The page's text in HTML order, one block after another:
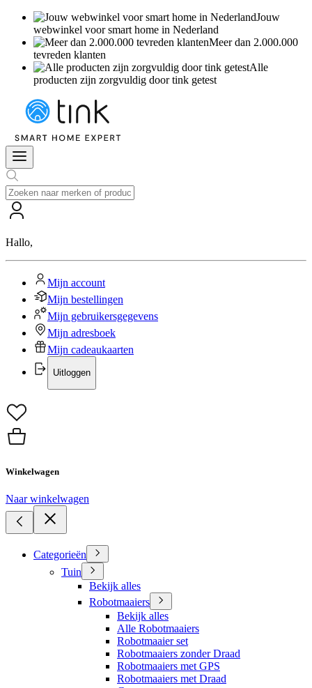
Jouw
webwinkel voor smart home in Nederland
Meer dan 2.000.000
tevreden klanten
Alle
producten zijn zorgvuldig door tink getest
Hallo,
Mijn account
Mijn bestellingen
Mijn gebruikersgegevens
Mijn adresboek
Mijn cadeaukaarten
Uitloggen
Winkelwagen
Naar winkelwagen
Categorieën
Tuin
Bekijk alles
Robotmaaiers
Bekijk alles
Alle Robotmaaiers
Robotmaaier set
Robotmaaiers zonder Draad
Robotmaaiers met GPS
Robotmaaiers met Draad